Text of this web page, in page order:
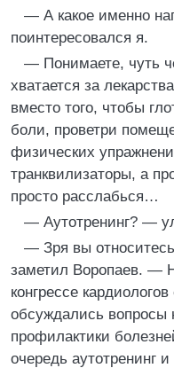
— А какое именно
поинтересовался я.
— Понимаете, чуть
хватается за
вместо того, чтобы
боли, проветри
физических
транквилизаторы, а
просто расслабься…
— Аутотренинг? —
— Зря вы
заметил Воропаев. —
конгрессе
обсуждались вопросы
профилактики
очередь аутотренинг